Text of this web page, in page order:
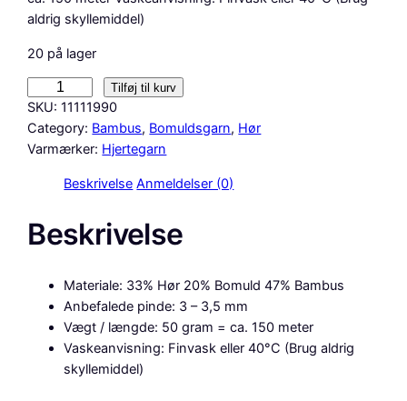
aldrig skyllemiddel)
20 på lager
j
e
r
a
Tilføj til kurv
SKU: 11111990
Category: Bambus, Bomuldsgarn, Hør
Varmærker: Hjertegarn
Beskrivelse Anmeldelser (0)
Beskrivelse
Materiale: 33% Hør 20% Bomuld 47% Bambus
Anbefalede pinde: 3 – 3,5 mm
Vægt / længde: 50 gram = ca. 150 meter
Vaskeanvisning: Finvask eller 40°C (Brug aldrig
skyllemiddel)